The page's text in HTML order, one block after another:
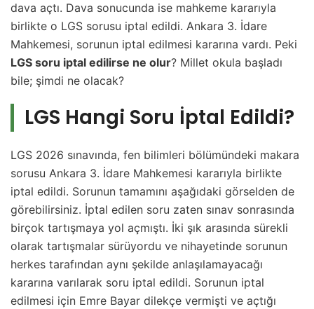
dava açtı. Dava sonucunda ise mahkeme kararıyla
birlikte o LGS sorusu iptal edildi. Ankara 3. İdare
Mahkemesi, sorunun iptal edilmesi kararına vardı. Peki
LGS soru iptal edilirse ne olur? Millet okula başladı
bile; şimdi ne olacak?
LGS Hangi Soru İptal Edildi?
LGS 2026 sınavında, fen bilimleri bölümündeki makara
sorusu Ankara 3. İdare Mahkemesi kararıyla birlikte
iptal edildi. Sorunun tamamını aşağıdaki görselden de
görebilirsiniz. İptal edilen soru zaten sınav sonrasında
birçok tartışmaya yol açmıştı. İki şık arasında sürekli
olarak tartışmalar sürüyordu ve nihayetinde sorunun
herkes tarafından aynı şekilde anlaşılamayacağı
kararına varılarak soru iptal edildi. Sorunun iptal
edilmesi için Emre Bayar dilekçe vermişti ve açtığı